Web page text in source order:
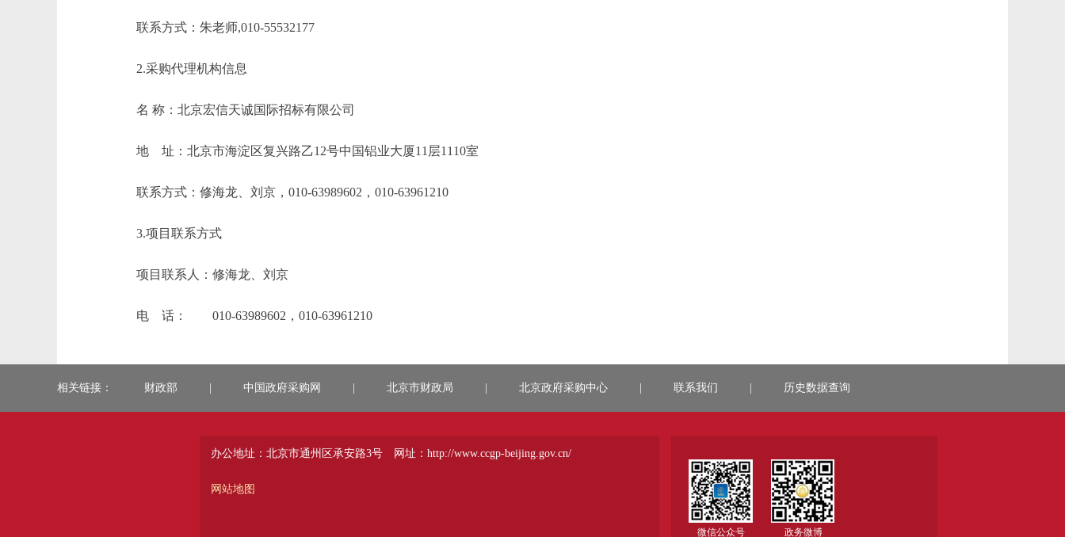
联系方式：朱老师,010-55532177
2.采购代理机构信息
名 称：北京宏信天诚国际招标有限公司
地 址：北京市海淀区复兴路乙12号中国铝业大厦11层1110室
联系方式：修海龙、刘京，010-63989602，010-63961210
3.项目联系方式
项目联系人：修海龙、刘京
电 话： 010-63989602，010-63961210
相关链接： 财政部 中国政府采购网 北京市财政局 北京政府采购中心 联系我们 历史数据查询
办公地址：北京市通州区承安路3号
网站地图
网址：http://www.ccgp-beijing.gov.cn/
微信公众号 政务微博